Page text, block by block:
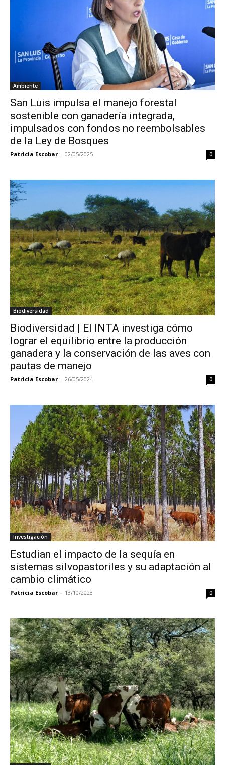
Ambiente
San Luis impulsa el manejo forestal
sostenible con ganadería integrada,
impulsados con fondos no reembolsables
de la Ley de Bosques
Patricia Escobar - 02/05/2025 0
Biodiversidad
Biodiversidad | El INTA investiga cómo
lograr el equilibrio entre la producción
ganadera y la conservación de las aves con
pautas de manejo
Patricia Escobar - 26/05/2024 0
Investigación
Estudian el impacto de la sequía en
sistemas silvopastoriles y su adaptación al
cambio climático
Patricia Escobar - 13/10/2023 0